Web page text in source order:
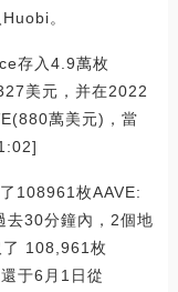
。
存入4.9萬枚
美元，并在2022
萬美元)，當
108961枚AAVE:
30分鐘內，2個地
了 108,961枚
于6月1日從